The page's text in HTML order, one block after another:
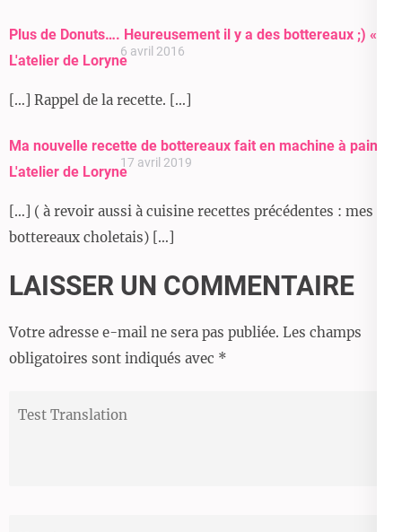
Plus de Donuts…. Heureusement il y a des bottereaux ;) «
L'atelier de Loryne
6 avril 2016
[…] Rappel de la recette. […]
Ma nouvelle recette de bottereaux fait en machine à pain «
L'atelier de Loryne
17 avril 2019
[…] ( à revoir aussi à cuisine recettes précédentes : mes
bottereaux choletais) […]
LAISSER UN COMMENTAIRE
Votre adresse e-mail ne sera pas publiée. Les champs
obligatoires sont indiqués avec *